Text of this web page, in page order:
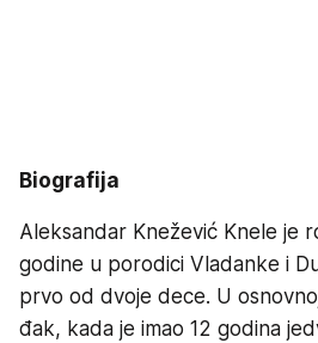
Biografija
Aleksandar Knežević Knele je
godine u porodici Vladanke i
prvo od dvoje dece. U
đak, kada je imao 12 godina